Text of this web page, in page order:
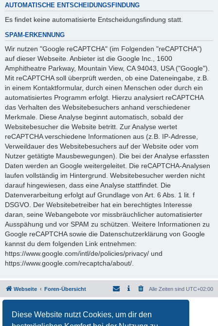
Diese Website nutzt Cookies, um dir den
AUTOMATISCHE ENTSCHEIDUNGSFINDUNG
Es findet keine automatisierte Entscheidungsfindung statt.
SPAM-ERKENNUNG
Wir nutzen "Google reCAPTCHA" (im Folgenden "reCAPTCHA")
auf dieser Webseite. Anbieter ist die Google Inc., 1600
Amphitheatre Parkway, Mountain View, CA 94043, USA ("Google").
Mit reCAPTCHA soll überprüft werden, ob eine Dateneingabe, z.B.
in einem Kontaktformular, durch einen Menschen oder durch ein
automatisiertes Programm erfolgt. Hierzu analysiert reCAPTCHA
das Verhalten des Websitebesuchers anhand verschiedener
Merkmale. Diese Analyse beginnt automatisch, sobald der
Websitebesucher die Website betritt. Zur Analyse wertet
reCAPTCHA verschiedene Informationen aus (z.B. IP-Adresse,
Verweildauer des Websitebesuchers auf der Website oder vom
Nutzer getätigte Mausbewegungen). Die bei der Analyse erfassten
Daten werden an Google weitergeleitet. Die reCAPTCHA-Analysen
laufen vollständig im Hintergrund. Websitebesucher werden nicht
darauf hingewiesen, dass eine Analyse stattfindet. Die
Datenverarbeitung erfolgt auf Grundlage von Art. 6 Abs. 1 lit. f
DSGVO. Der Websitebetreiber hat ein berechtigtes Interesse
daran, seine Webangebote vor missbräuchlicher automatisierter
Ausspähung und vor SPAM zu schützen. Weitere Informationen zu
Google reCAPTCHA sowie die Datenschutzerklärung von Google
kannst du dem folgenden Link entnehmen:
https://www.google.com/intl/de/policies/privacy/ und
https://www.google.com/recaptcha/about/.
Webseite Foren-Übersicht Alle Zeiten sind UTC+02:00
Deutsche Übersetzung durchphpBB.de
Datenschutz|Nutzungsbedingungen